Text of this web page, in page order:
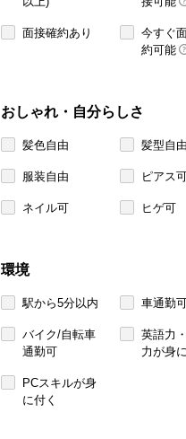
面接確約あり
今すぐ
約可能
おしゃれ・自分らしさ
髪色自由 髪型自由
服装自由 ピアス
ネイル可 ヒゲ可
環境
駅から5分以内 車通勤
バイク/自転車
通勤可
英語力
力が身
PCスキルが身
に付く